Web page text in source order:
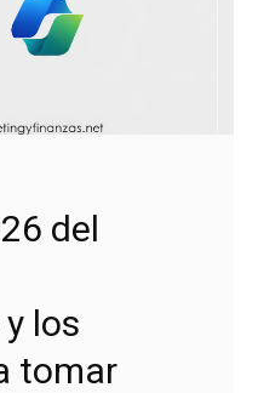
del
los
tomar